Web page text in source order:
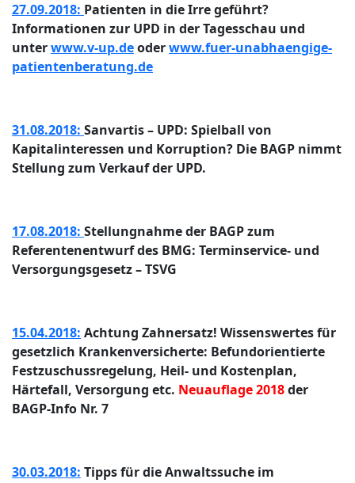
27.09.2018: Patienten in die Irre geführt?
Informationen zur UPD in der Tagesschau und
unterwww.v-up.deoderwww.fuer-unabhaengige-
patientenberatung.de
31.08.2018: Sanvartis – UPD: Spielball von
Kapitalinteressen und Korruption? Die BAGP nimmt
Stellung zum Verkauf der UPD.
17.08.2018: Stellungnahme der BAGP zum
Referentenentwurf des BMG: Terminservice- und
Versorgungsgesetz – TSVG
15.04.2018: Achtung Zahnersatz! Wissenswertes für
gesetzlich Krankenversicherte: Befundorientierte
Festzuschussregelung, Heil- und Kostenplan,
Härtefall, Versorgung etc. Neuauflage 2018der
BAGP-Info Nr. 7
30.03.2018: Tipps für die Anwaltssuche im